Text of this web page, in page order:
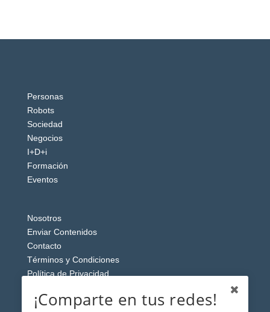
Personas
Robots
Sociedad
Negocios
I+D+i
Formación
Eventos
Nosotros
Enviar Contenidos
Contacto
Términos y Condiciones
Política de Privacidad
¡Comparte en tus redes!